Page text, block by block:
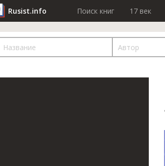
Rusist.info Поиск книг 17 век